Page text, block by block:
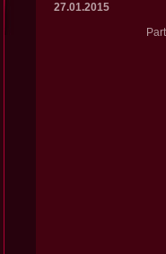
27.01.2015